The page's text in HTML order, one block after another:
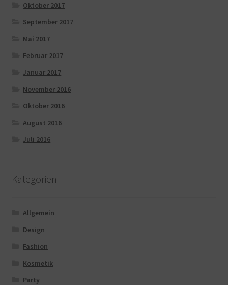
Oktober 2017
September 2017
Mai 2017
Februar 2017
Januar 2017
November 2016
Oktober 2016
August 2016
Juli 2016
Kategorien
Allgemein
Design
Fashion
Kosmetik
Party